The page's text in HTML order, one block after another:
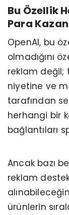
Bu Özellik
Para
OpenAI, bu
olmadığını
reklam değil;
niyetine ve
tarafından
herhangi bir
bağlantıları
Ancak bazı
reklam
ürünlerin